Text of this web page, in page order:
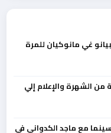
غي مانوكيان للمرة
من الشهرة والإعلام إلي
مع ماجد الكدواني في